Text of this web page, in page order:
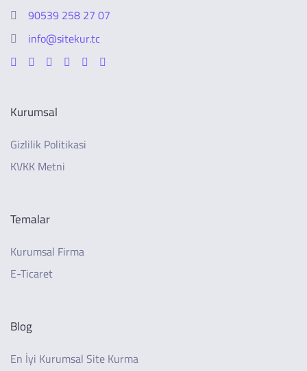
90539 258 27 07
info@sitekur.tc
Kurumsal
Gizlilik Politikasi
KVKK Metni
Temalar
Kurumsal Firma
E-Ticaret
Blog
En İyi Kurumsal Site Kurma